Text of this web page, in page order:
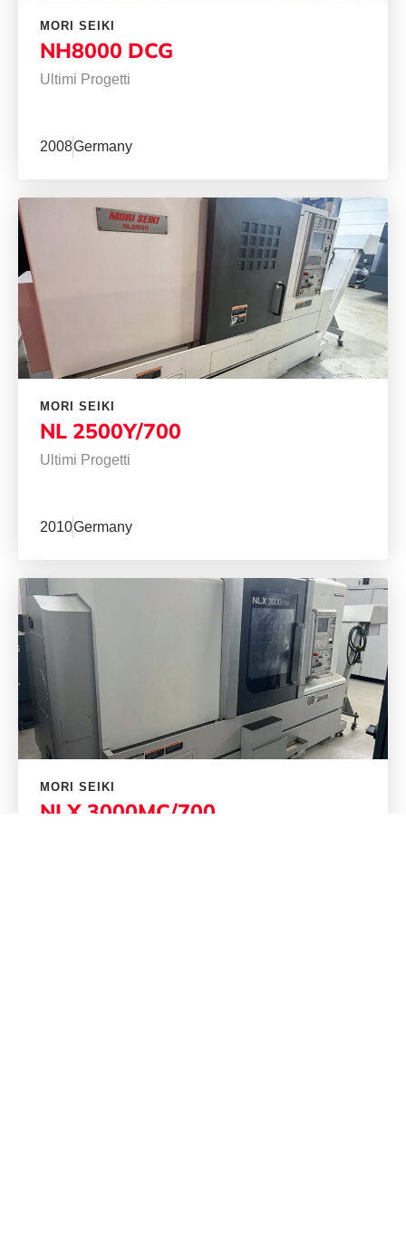
MORI SEIKI
NH8000 DCG
Ultimi Progetti
2008Germany
MORI SEIKI
NL 2500Y/700
Ultimi Progetti
2010Germany
MORI SEIKI
NLX 3000MC/700